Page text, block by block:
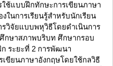
ใช้แบบฝึกทักษะการเขียนภาษา
ในการเรียนรู้สำหรับนักเรียน
วิจัยแบบพหุวิธีโดยดำเนินการ
ศึกษาสภาพบริบท ศึกษากรอบ
ระยะที่ 2 การพัฒนา
ขียนภาษาอังกฤษโดยใช้กลวิธี